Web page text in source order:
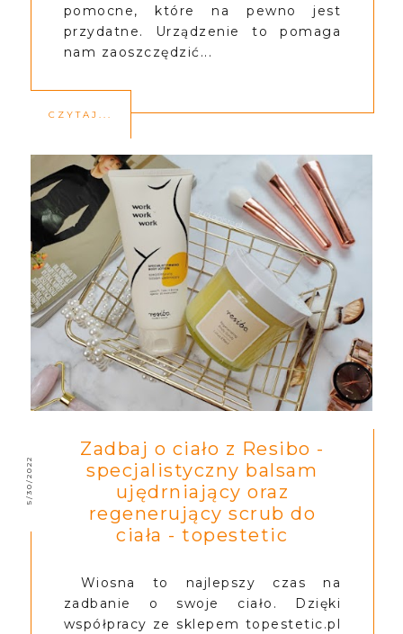
pomocne, które na pewno jest
przydatne. Urządzenie to pomaga
nam zaoszczędzić...
CZYTAJ...
5/30/2022
Zadbaj o ciało z Resibo -
specjalistyczny balsam
ujędrniający oraz
regenerujący scrub do
ciała - topestetic
Wiosna to najlepszy czas na
zadbanie o swoje ciało. Dzięki
współpracy ze sklepem topestetic.pl